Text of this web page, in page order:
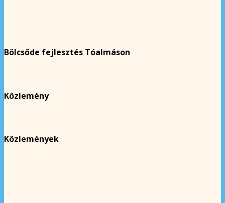
Bölcsőde fejlesztés Tóalmáson
Közlemény
Közlemények